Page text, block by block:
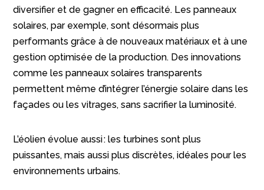
diversifier et de gagner en efficacité. Les panneaux
solaires, par exemple, sont désormais plus
performants grâce à de nouveaux matériaux et à une
gestion optimisée de la production. Des innovations
comme les panneaux solaires transparents
permettent même d’intégrer l’énergie solaire dans les
façades ou les vitrages, sans sacrifier la luminosité.
L’éolien évolue aussi : les turbines sont plus
puissantes, mais aussi plus discrètes, idéales pour les
environnements urbains.